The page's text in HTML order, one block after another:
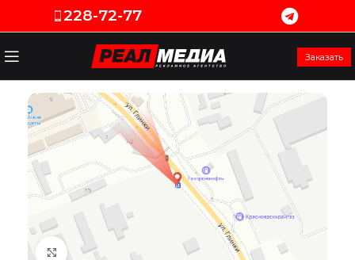
228-72-77
Заказать
Увеличить